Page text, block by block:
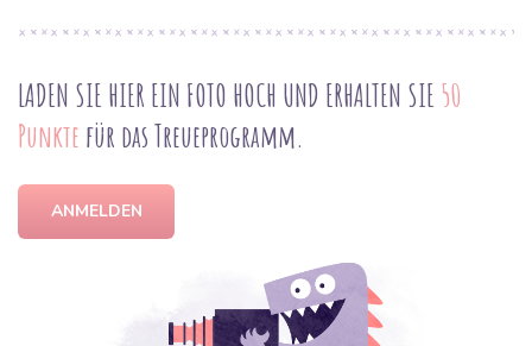
LADEN SIE HIER EIN FOTO HOCH UND ERHALTEN SIE 50
Punkte für das Treueprogramm.
ANMELDEN